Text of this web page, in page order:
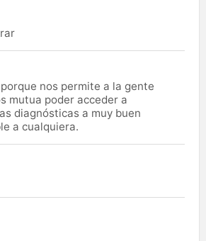
nos permite a la gente
mutua poder acceder a
diagnósticas a muy buen
a cualquiera.